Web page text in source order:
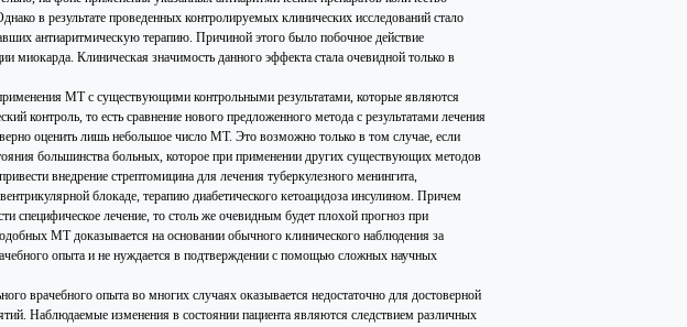
в результате проведенных контролируемых клинических исследований стало
антиаритмическую терапию. Причиной этого было побочное действие
миокарда. Клиническая значимость данного эффекта стала очевидной только в
МТ с существующими контрольными результатами, которые являются
контроль, то есть сравнение нового предложенного метода с результатами лечения
оценить лишь небольшое число МТ. Это возможно только в том случае, если
большинства больных, которое при применении других существующих методов
внедрение стрептомицина для лечения туберкулезного менингита,
блокаде, терапию диабетического кетоацидоза инсулином. Причем
специфическое лечение, то столь же очевидным будет плохой прогноз при
МТ доказывается на основании обычного клинического наблюдения за
опыта и не нуждается в подтверждении с помощью сложных научных
врачебного опыта во многих случаях оказывается недостаточно для достоверной
Наблюдаемые изменения в состоянии пациента являются следствием различных